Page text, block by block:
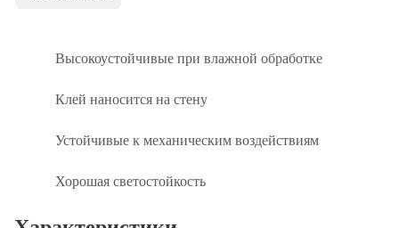
Высокоустойчивые при влажной обработке
Клей наносится на стену
Устойчивые к механическим воздействиям
Хорошая светостойкость